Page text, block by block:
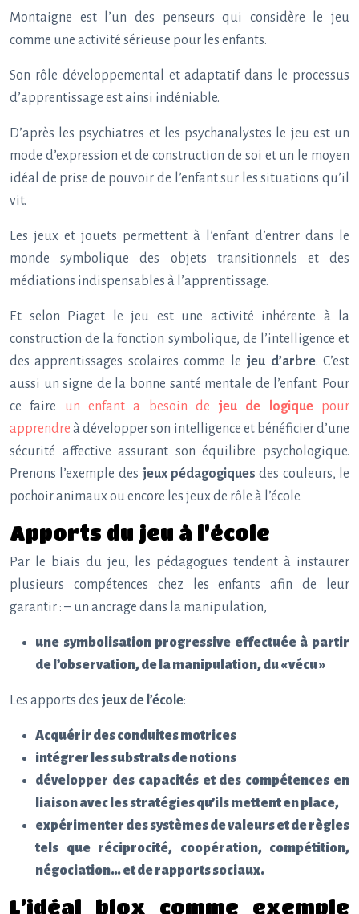
Montaigne est l’un des penseurs qui considère le jeu
comme une activité sérieuse pour les enfants.
Son rôle développemental et adaptatif dans le processus
d’apprentissage est ainsi indéniable.
D’après les psychiatres et les psychanalystes le jeu est un
mode d’expression et de construction de soi et un le moyen
idéal de prise de pouvoir de l’enfant sur les situations qu’il
vit.
Les jeux et jouets permettent à l’enfant d’entrer dans le
monde symbolique des objets transitionnels et des
médiations indispensables à l’apprentissage.
Et selon Piaget le jeu est une activité inhérente à la
construction de la fonction symbolique, de l’intelligence et
des apprentissages scolaires comme le jeu d’arbre. C’est
aussi un signe de la bonne santé mentale de l’enfant. Pour
ce faire un enfant a besoin de jeu de logiquepour
apprendre à développer son intelligence et bénéficier d’une
sécurité affective assurant son équilibre psychologique.
Prenons l’exemple des jeux pédagogiques des couleurs, le
pochoir animaux ou encore les jeux de rôle à l’école.
Apports du jeu à l’école
Par le biais du jeu, les pédagogues tendent à instaurer
plusieurs compétences chez les enfants afin de leur
garantir : – un ancrage dans la manipulation,
une symbolisation progressive effectuée à partir
de l’observation, de la manipulation, du « vécu »
Les apports des jeux de l’école:
Acquérir des conduites motrices
intégrer les substrats de notions
développer des capacités et des compétences en
liaison avec les stratégies qu’ils mettent en place,
expérimenter des systèmes de valeurs et de règles
tels que réciprocité, coopération, compétition,
négociation… et de rapports sociaux.
L’idéal blox comme exemple